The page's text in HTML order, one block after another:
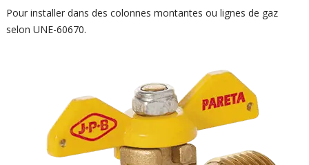
Pour installer dans des colonnes montantes ou lignes de gaz
selon UNE-60670.